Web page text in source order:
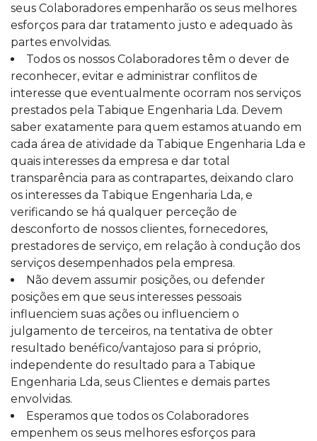
seus Colaboradores empenharão os seus melhores
esforços para dar tratamento justo e adequado às
partes envolvidas.
Todos os nossos Colaboradores têm o dever de
reconhecer, evitar e administrar conflitos de
interesse que eventualmente ocorram nos serviços
prestados pela Tabique Engenharia Lda. Devem
saber exatamente para quem estamos atuando em
cada área de atividade da Tabique Engenharia Lda e
quais interesses da empresa e dar total
transparência para as contrapartes, deixando claro
os interesses da Tabique Engenharia Lda, e
verificando se há qualquer perceção de
desconforto de nossos clientes, fornecedores,
prestadores de serviço, em relação à condução dos
serviços desempenhados pela empresa.
Não devem assumir posições, ou defender
posições em que seus interesses pessoais
influenciem suas ações ou influenciem o
julgamento de terceiros, na tentativa de obter
resultado benéfico/vantajoso para si próprio,
independente do resultado para a Tabique
Engenharia Lda, seus Clientes e demais partes
envolvidas.
Esperamos que todos os Colaboradores
empenhem os seus melhores esforços para